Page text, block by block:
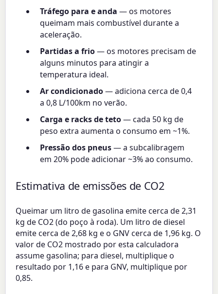
Tráfego para e anda — os motores
queimam mais combustível durante a
aceleração.
Partidas a frio— os motores precisam de
alguns minutos para atingir a
temperatura ideal.
Ar condicionado— adiciona cerca de 0,4
a 0,8 L/100km no verão.
Carga e racks de teto— cada 50 kg de
peso extra aumenta o consumo em ~1%.
Pressão dos pneus— a subcalibragem
em 20% pode adicionar ~3% ao consumo.
Estimativa de emissões de CO2
Queimar um litro de gasolina emite cerca de 2,31
kg de CO2 (do poço à roda). Um litro de diesel
emite cerca de 2,68 kg e o GNV cerca de 1,96 kg. O
valor de CO2 mostrado por esta calculadora
assume gasolina; para diesel, multiplique o
resultado por 1,16 e para GNV, multiplique por
0,85.